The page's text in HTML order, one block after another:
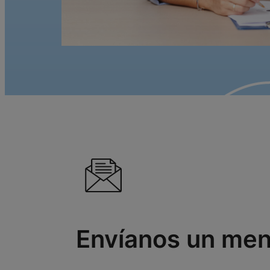
Envíanos un